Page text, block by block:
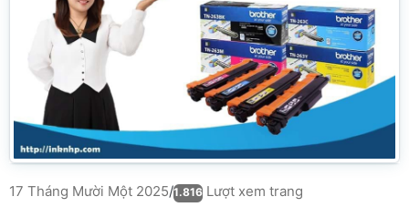
17 Tháng Mười Một 2025/1.816 Lượt xem trang